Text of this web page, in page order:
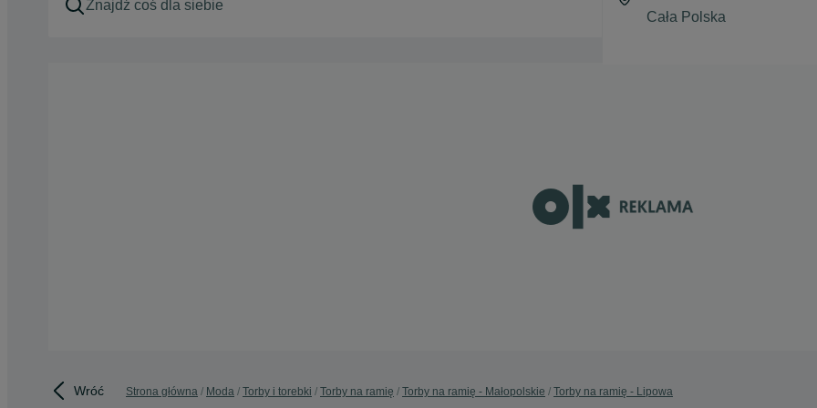
Wróć Strona główna Moda Torby i torebki Torby na ramię Torby na ramię - Małopolskie Torby na ramię - Lipowa